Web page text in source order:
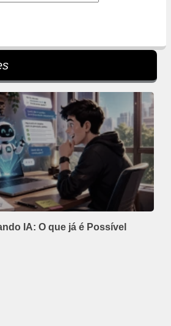
IA: O que já é Possível